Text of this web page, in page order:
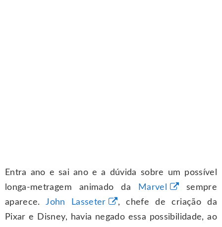
Entra ano e sai ano e a dúvida sobre um possível
longa-metragem animado da
Marvel
sempre
aparece.John Lasseter
, chefe de criação da
Pixar e Disney, havia negado essa possibilidade, ao